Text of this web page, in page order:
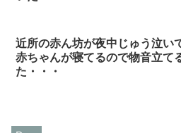
近所の赤ん坊が夜中じゅう泣い
赤ちゃんが寝てるので物音立て
た・・・